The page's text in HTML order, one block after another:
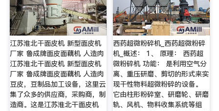
江苏淮北干面皮机 新型面皮机
厂家 鲁成牌面皮面藕机 人造肉
江苏淮北干面皮机 新型面皮机
厂家 鲁成牌面皮面藕机 人造肉
豆皮，豆制品加工设备，这里云
集了众多的供应商，采购商，制
造商。这是江苏淮北干面皮机
西药超微粉碎机_西药超微粉碎
机_概述： 1、 原理： 西药超
微粉碎机 功能： 是利用空气分
离、重压研磨、剪切的形式来实
现干性物料超微粉碎的设备。
它由柱形粉碎室、研磨轮、研磨
轨、风机、物料收集系统等组